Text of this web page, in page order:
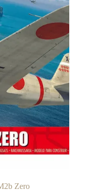
Zero